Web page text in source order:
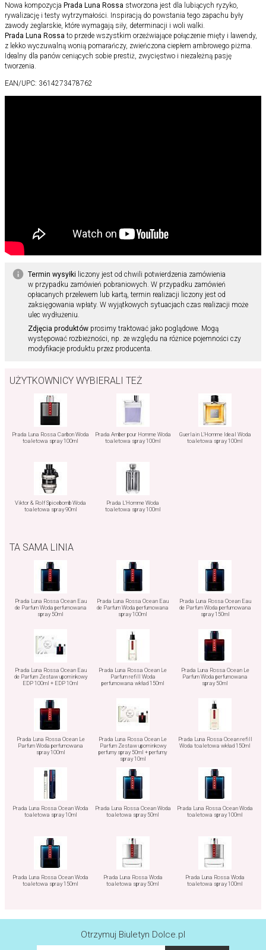
Nowa kompozycja Prada Luna Rossa stworzona jest dla lubiących ryzyko,
rywalizację i testy wytrzymałości. Inspiracją do powstania tego zapachu były
zawody żeglarskie, które wymagają siły, determinacji i woli walki.
Prada Luna Rossa to przede wszystkim orzeźwiające połączenie mięty i lawendy,
z lekko wyczuwalną wonią pomarańczy, zwieńczona ciepłem ambrowego piżma.
Idealny dla panów ceniących sobie prestiż, zwycięstwo i niezależną pasję
tworzenia.
EAN/UPC: 3614273478762
Termin wysyłki liczony jest od chwili potwierdzenia zamówienia
w przypadku zamówień pobraniowych. W przypadku zamówień
opłacanych przelewem lub kartą, termin realizacji liczony jest od
zaksięgowania wpłaty. W wyjątkowych sytuacjach czas realizacji może
ulec wydłużeniu.
Zdjęcia produktówprosimy traktować jako poglądowe. Mogą
występować rozbieżności, np. ze względu na różnice pojemności czy
modyfikacje produktu przez producenta.
UŻYTKOWNICY WYBIERALI TEŻ
Prada Luna Rossa Carbon Woda
toaletowa spray 100ml
Prada Amber pour Homme Woda
toaletowa spray 100ml
Guerlain L'Homme Ideal Woda
toaletowa spray 100ml
Viktor & Rolf Spicebomb Woda
toaletowa spray 90ml
Prada L'Homme Woda
toaletowa spray 100ml
TA SAMA LINIA
Prada Luna Rossa Ocean Eau
de Parfum Woda perfumowana
spray 50ml
Prada Luna Rossa Ocean Eau
de Parfum Woda perfumowana
spray 100ml
Prada Luna Rossa Ocean Eau
de Parfum Woda perfumowana
spray 150ml
Prada Luna Rossa Ocean Eau
de Parfum Zestaw upominkowy
EDP 100ml + EDP 10ml
Prada Luna Rossa Ocean Le
Parfum refill Woda
perfumowana wkład 150ml
Prada Luna Rossa Ocean Le
Parfum Woda perfumowana
spray 50ml
Prada Luna Rossa Ocean Le
Parfum Woda perfumowana
spray 100ml
Prada Luna Rossa Ocean Le
Parfum Zestaw upominkowy
perfumy spray 50ml + perfumy
spray 10ml
Prada Luna Rossa Ocean refill
Woda toaletowa wkład 150ml
Prada Luna Rossa Ocean Woda
toaletowa spray 10ml
Prada Luna Rossa Ocean Woda
toaletowa spray 50ml
Prada Luna Rossa Ocean Woda
toaletowa spray 100ml
Prada Luna Rossa Ocean Woda
toaletowa spray 150ml
Prada Luna Rossa Woda
toaletowa spray 50ml
Prada Luna Rossa Woda
toaletowa spray 100ml
Otrzymuj Biuletyn Dolce.pl